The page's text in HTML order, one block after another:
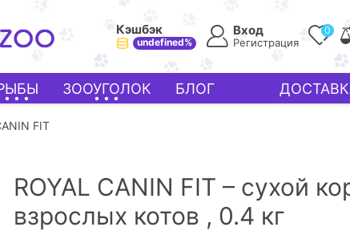
Кэшбэк
undefined%
Вход
Регистрация
0
ЗООУГОЛОК БЛОГ
FIT
ROYAL CANIN FIT – сухой
взрослых котов , 0.4 кг